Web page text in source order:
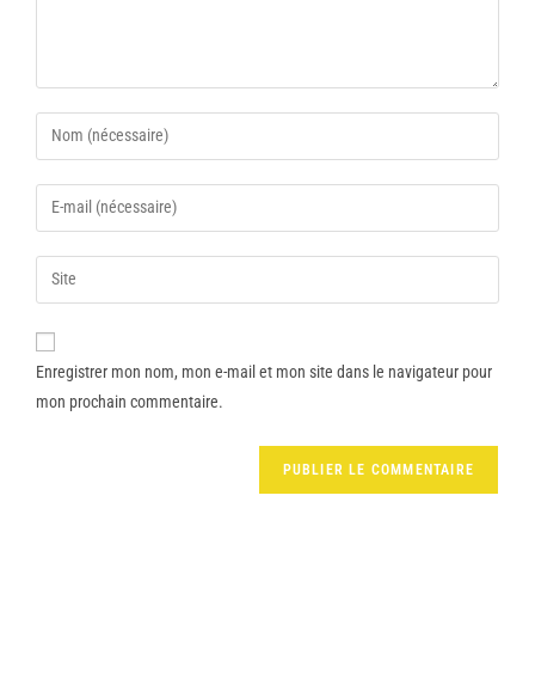
Enregistrer mon nom, mon e-mail et mon site dans le navigateur pour
mon prochain commentaire.